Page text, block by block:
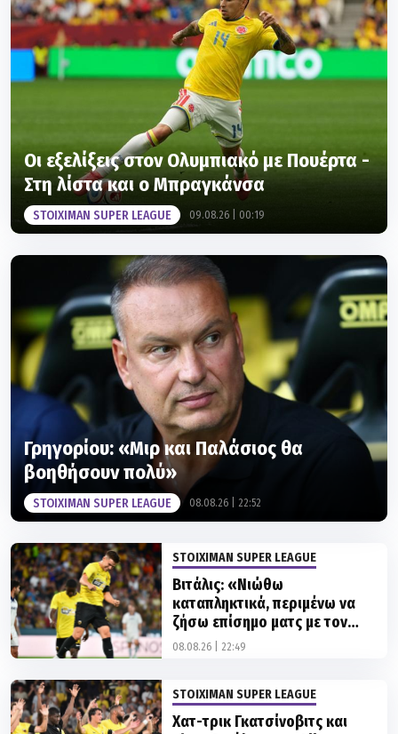
Οι εξελίξεις στον Ολυμπιακό με Πουέρτα -
Στη λίστα και ο Μπραγκάνσα
STOIXIMAN SUPER LEAGUE 09.08.26 | 00:19
Γρηγορίου: «Μιρ και Παλάσιος θα
βοηθήσουν πολύ»
STOIXIMAN SUPER LEAGUE 08.08.26 | 22:52
STOIXIMAN SUPER LEAGUE
καταπληκτικά, περιμένω να
ζήσω επίσημο ματς με τον
κόσμο εδώ»
08.08.26 | 22:49
STOIXIMAN SUPER LEAGUE
show Βιτάλις στην Allwyn
Arena: Τα highlights της